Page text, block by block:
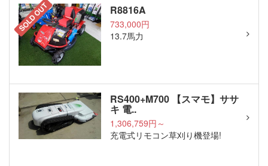
SOLD OUT R8816A
733,000円
13.7馬力
RS400+M700 【スマモ】ササ
キ 電..
1,306,759円～
充電式リモコン草刈り機登場!